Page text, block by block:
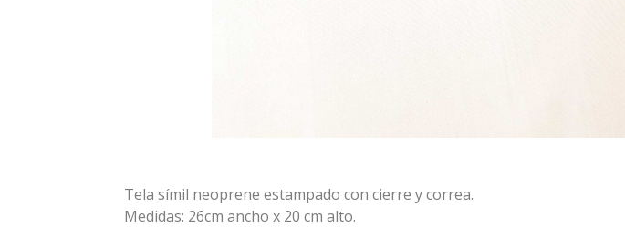
Tela símil neoprene estampado con cierre y correa.
Medidas: 26cm ancho x 20 cm alto.